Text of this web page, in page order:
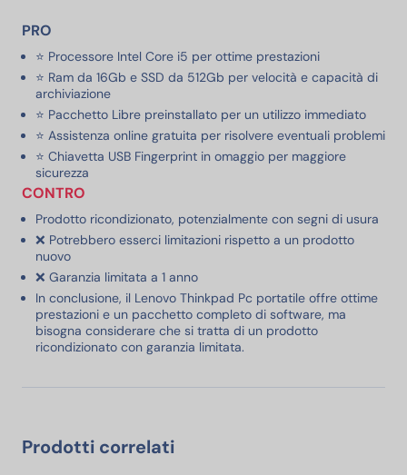
PRO
⭐ Processore Intel Core i5 per ottime prestazioni
⭐ Ram da 16Gb e SSD da 512Gb per velocità e capacità di
archiviazione
⭐ Pacchetto Libre preinstallato per un utilizzo immediato
⭐ Assistenza online gratuita per risolvere eventuali problemi
⭐ Chiavetta USB Fingerprint in omaggio per maggiore
sicurezza
CONTRO
Prodotto ricondizionato, potenzialmente con segni di usura
❌ Potrebbero esserci limitazioni rispetto a un prodotto
nuovo
❌ Garanzia limitata a 1 anno
In conclusione, il Lenovo Thinkpad Pc portatile offre ottime
prestazioni e un pacchetto completo di software, ma
bisogna considerare che si tratta di un prodotto
ricondizionato con garanzia limitata.
Prodotti correlati